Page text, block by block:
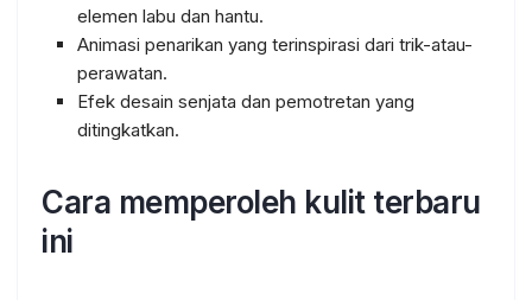
elemen labu dan hantu.
Animasi penarikan yang terinspirasi dari trik-atau-
perawatan.
Efek desain senjata dan pemotretan yang
ditingkatkan.
Cara memperoleh kulit terbaru
ini